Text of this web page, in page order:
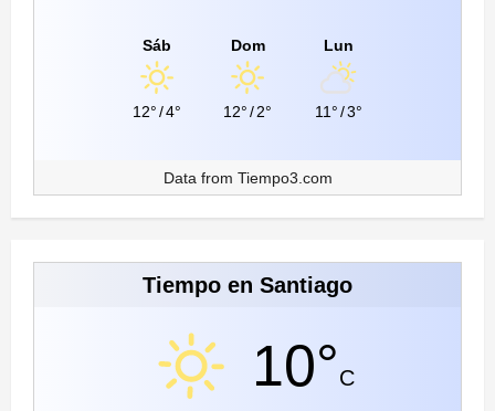
Sáb
12°/4°
Dom
12°/2°
Lun
11°/3°
Data from Tiempo3.com
Tiempo en Santiago
10°C